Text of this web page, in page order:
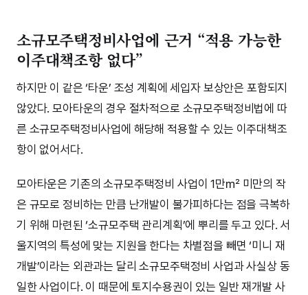
소규모주택정비사업에 근거 “적용 가능한
이주대책조항 없다”
하지만 이 같은 ‘타운’ 조성 계획에 세입자 보상안은 포함되지
않았다. 모아타운의 경우 절차적으로 소규모주택정비법에 따
른 소규모주택정비사업에 해당해 적용할 수 있는 이주대책조
항이 없어서다.
모아타운은 기존의 소규모주택정비 사업이 1만㎡ 미만의 작
은 규모로 정비하는 만큼 난개발이 불가피하다는 점을 극복하
기 위해 마련된 ‘소규모주택 관리계획’에 뿌리를 두고 있다. 서
울지역의 특성에 맞는 지원을 한다는 차별점을 빼면 ‘미니 재
개발’이라는 외관과는 달리 소규모주택정비 사업과 사실상 동
일한 사업이다. 이 때문에 토지수용권이 있는 일반 재개발 사